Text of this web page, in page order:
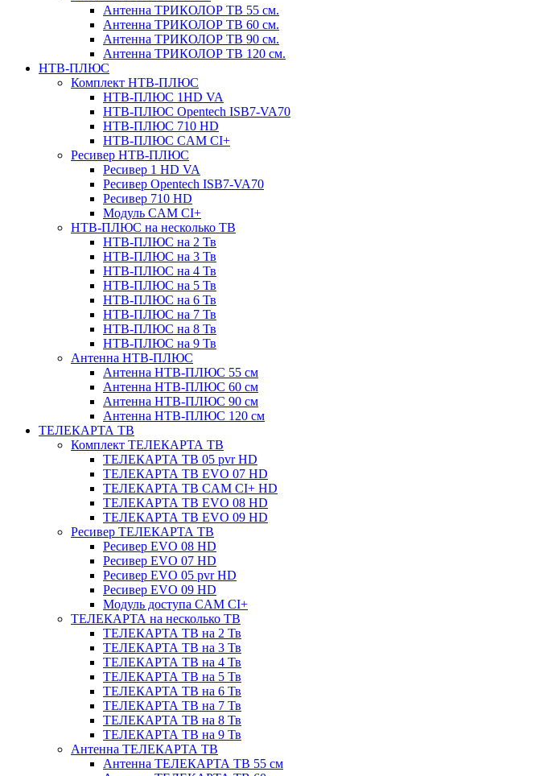
Антенна ТРИКОЛОР ТВ 55 см.
Антенна ТРИКОЛОР ТВ 60 см.
Антенна ТРИКОЛОР ТВ 90 см.
Антенна ТРИКОЛОР ТВ 120 см.
НТВ-ПЛЮС
Комплект НТВ-ПЛЮС
НТВ-ПЛЮС 1HD VA
НТВ-ПЛЮС Opentech ISB7-VA70
НТВ-ПЛЮС 710 HD
НТВ-ПЛЮС CAM CI+
Ресивер НТВ-ПЛЮС
Ресивер 1 HD VA
Ресивер Opentech ISB7-VA70
Ресивер 710 HD
Модуль CAM CI+
НТВ-ПЛЮС на несколько ТВ
НТВ-ПЛЮС на 2 Тв
НТВ-ПЛЮС на 3 Тв
НТВ-ПЛЮС на 4 Тв
НТВ-ПЛЮС на 5 Тв
НТВ-ПЛЮС на 6 Тв
НТВ-ПЛЮС на 7 Тв
НТВ-ПЛЮС на 8 Тв
НТВ-ПЛЮС на 9 Тв
Антенна НТВ-ПЛЮС
Антенна НТВ-ПЛЮС 55 см
Антенна НТВ-ПЛЮС 60 см
Антенна НТВ-ПЛЮС 90 см
Антенна НТВ-ПЛЮС 120 см
ТЕЛЕКАРТА ТВ
Комплект ТЕЛЕКАРТА ТВ
ТЕЛЕКАРТА ТВ 05 pvr HD
ТЕЛЕКАРТА ТВ EVO 07 HD
ТЕЛЕКАРТА ТВ CAM CI+ HD
ТЕЛЕКАРТА ТВ EVO 08 HD
ТЕЛЕКАРТА ТВ EVO 09 HD
Ресивер ТЕЛЕКАРТА ТВ
Ресивер EVO 08 HD
Ресивер EVO 07 HD
Ресивер EVO 05 pvr HD
Ресивер EVO 09 HD
Модуль доступа CAM CI+
ТЕЛЕКАРТА на несколько ТВ
ТЕЛЕКАРТА ТВ на 2 Тв
ТЕЛЕКАРТА ТВ на 3 Тв
ТЕЛЕКАРТА ТВ на 4 Тв
ТЕЛЕКАРТА ТВ на 5 Тв
ТЕЛЕКАРТА ТВ на 6 Тв
ТЕЛЕКАРТА ТВ на 7 Тв
ТЕЛЕКАРТА ТВ на 8 Тв
ТЕЛЕКАРТА ТВ на 9 Тв
Антенна ТЕЛЕКАРТА ТВ
Антенна ТЕЛЕКАРТА ТВ 55 см